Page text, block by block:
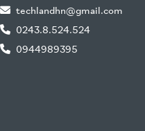
techlandhn@gmail.com
0243.8.524.524
0944989395